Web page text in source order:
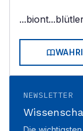
...biont
NEWSLETTER